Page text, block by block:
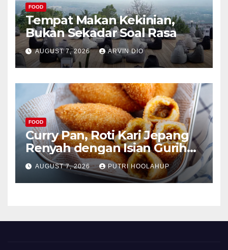
FOOD
Tempat Makan Kekinian,
Bukan Sekadar Soal Rasa
AUGUST 7, 2026 ARVIN DIO
FOOD
Curry Pan, Roti Kari Jepang
Renyah dengan Isian Gurih
Menggoda
AUGUST 7, 2026 PUTRI HOOLAHUP